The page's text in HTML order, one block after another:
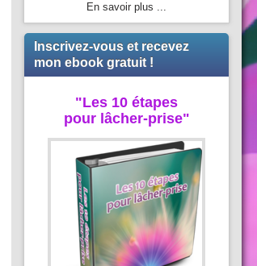
En savoir plus ...
Inscrivez-vous et recevez
mon ebook gratuit !
"Les 10 étapes
pour lâcher-prise"